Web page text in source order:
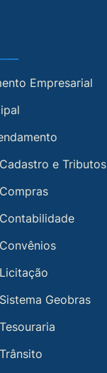
Empresarial
e Tributos
Geobras